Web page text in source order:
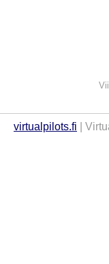
virtualpilots.fi |